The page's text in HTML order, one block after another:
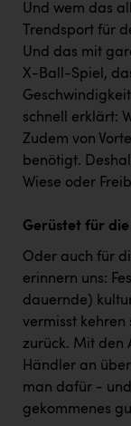
Und wem das
Trendsport für
Und das mit
X-Ball-Spiel,
schnell erklärt:
Zudem von
benötigt.
Wiese oder
Gerüstet für die
Oder auch für
erinnern uns:
dauernde)
vermisst kehren
zurück. Mit den
Händler an
man dafür -
gekommenes